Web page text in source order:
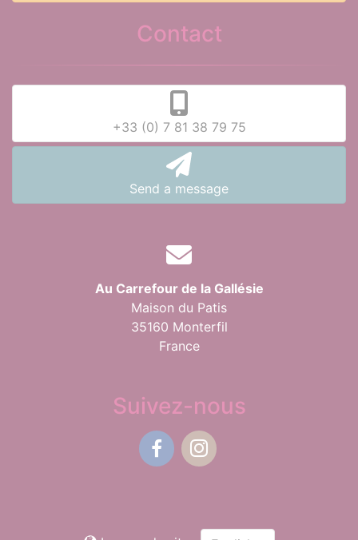
Contact
+33 (0) 7 81 38 79 75
Send a message
Au Carrefour de la Gallésie
Maison du Patis
35160 Monterfil
France
Suivez-nous